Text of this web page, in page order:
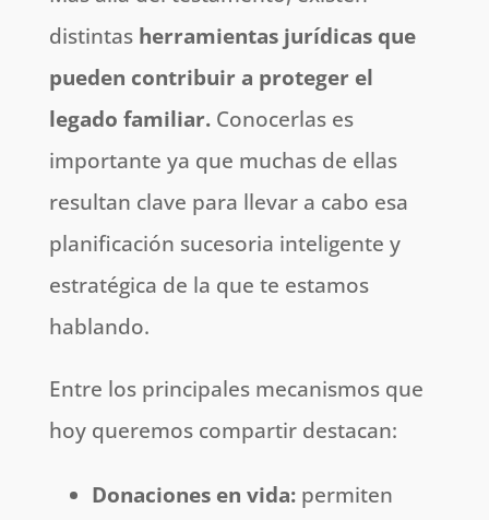
distintas herramientas jurídicas que
pueden contribuir a proteger el
legado familiar. Conocerlas es
importante ya que muchas de ellas
resultan clave para llevar a cabo esa
planificación sucesoria inteligente y
estratégica de la que te estamos
hablando.
Entre los principales mecanismos que
hoy queremos compartir destacan:
Donaciones en vida:permiten